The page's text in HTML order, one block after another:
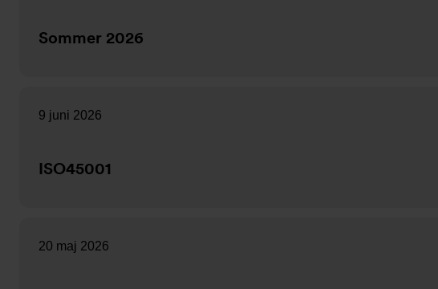
Sommer 2026
9 juni 2026
ISO45001
20 maj 2026